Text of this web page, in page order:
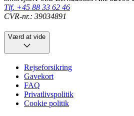
Tlf. +45 88 33 62 46
CVR-nr.: 39034891
Værd at vide
Rejseforsikring
Gavekort
FAQ
Privatlivspolitik
Cookie politik